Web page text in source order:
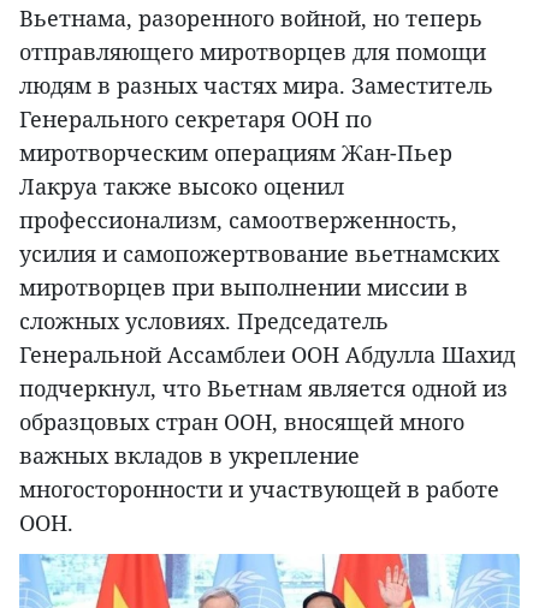
Вьетнама, разоренного войной, но теперь
отправляющего миротворцев для помощи
людям в разных частях мира. Заместитель
Генерального секретаря ООН по
миротворческим операциям Жан-Пьер
Лакруа также высоко оценил
профессионализм, самоотверженность,
усилия и самопожертвование вьетнамских
миротворцев при выполнении миссии в
сложных условиях. Председатель
Генеральной Ассамблеи ООН Абдулла Шахид
подчеркнул, что Вьетнам является одной из
образцовых стран ООН, вносящей много
важных вкладов в укрепление
многосторонности и участвующей в работе
ООН.